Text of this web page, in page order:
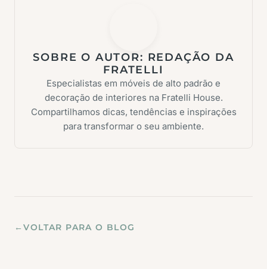
SOBRE O AUTOR: REDAÇÃO DA
FRATELLI
Especialistas em móveis de alto padrão e
decoração de interiores na Fratelli House.
Compartilhamos dicas, tendências e inspirações
para transformar o seu ambiente.
←VOLTAR PARA O BLOG